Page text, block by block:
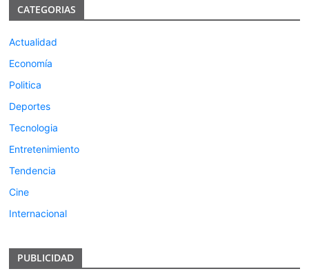
CATEGORIAS
Actualidad
Economía
Politica
Deportes
Tecnologia
Entretenimiento
Tendencia
Cine
Internacional
PUBLICIDAD